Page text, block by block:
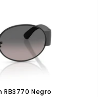
RB3770 Negro